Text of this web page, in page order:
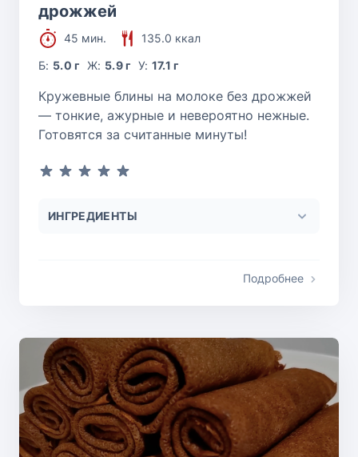
дрожжей
45 мин.
135.0 ккал
Б: 5.0 г Ж: 5.9 г У: 17.1 г
Кружевные блины на молоке без дрожжей
— тонкие, ажурные и невероятно нежные.
Готовятся за считанные минуты!
ИНГРЕДИЕНТЫ
Подробнее